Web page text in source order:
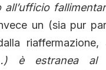
un (sia pur
è estranea al